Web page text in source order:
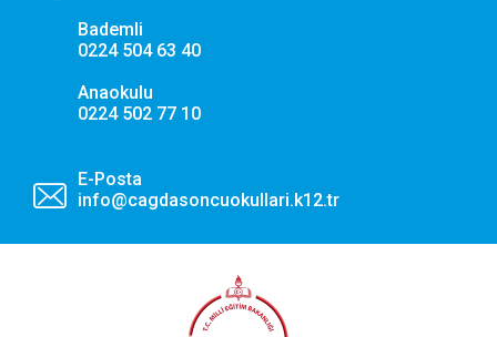
Bademli
0224 504 63 40
Anaokulu
0224 502 77 10
E-Posta
info@cagdasoncuokullari.k12.tr